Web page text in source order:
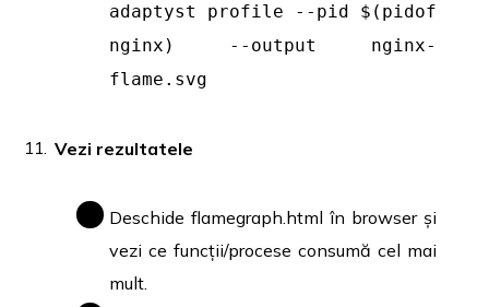
adaptyst profile --pid $(pidof
nginx) --output nginx-
flame.svg
Vezi rezultatele
Deschide flamegraph.html în browser și
vezi ce funcții/procese consumă cel mai
mult.